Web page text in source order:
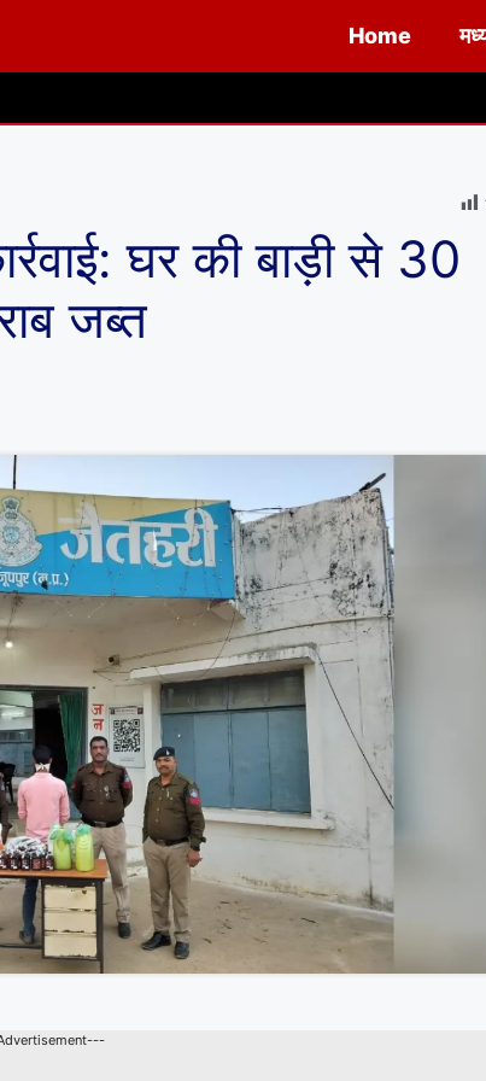
Home
सात कोठड़ी महादेव
घर की बाड़ी से 30
जब्त